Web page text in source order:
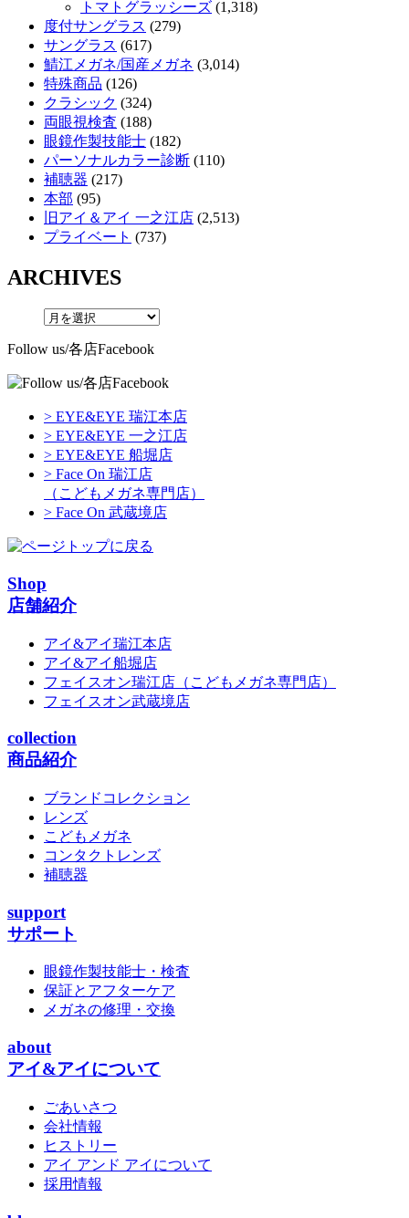
トマトグラッシーズ (1,318)
度付サングラス (279)
サングラス (617)
鯖江メガネ/国産メガネ (3,014)
特殊商品 (126)
クラシック (324)
両眼視検査 (188)
眼鏡作製技能士 (182)
パーソナルカラー診断 (110)
補聴器 (217)
本部 (95)
旧アイ＆アイ 一之江店 (2,513)
プライベート (737)
ARCHIVES
Follow us/各店Facebook
> EYE&EYE 瑞江本店
> EYE&EYE 一之江店
> EYE&EYE 船堀店
> Face On 瑞江店
（こどもメガネ専門店）
> Face On 武蔵境店
Shop
店舗紹介
アイ&アイ瑞江本店
アイ&アイ船堀店
フェイスオン瑞江店 （こどもメガネ専門店）
フェイスオン武蔵境店
collection
商品紹介
ブランドコレクション
レンズ
こどもメガネ
コンタクトレンズ
補聴器
support
サポート
眼鏡作製技能士・検査
保証とアフターケア
メガネの修理・交換
about
アイ&アイについて
ごあいさつ
会社情報
ヒストリー
アイ アンド アイについて
採用情報